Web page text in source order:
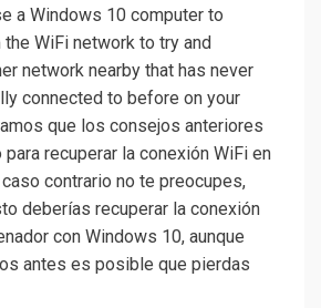
a Windows 10 computer to
WiFi network to try and
network nearby that has never
connected to before on your
que los consejos anteriores
recuperar la conexión WiFi en
contrario no te preocupes,
deberías recuperar la conexión
con Windows 10, aunque
antes es posible que pierdas